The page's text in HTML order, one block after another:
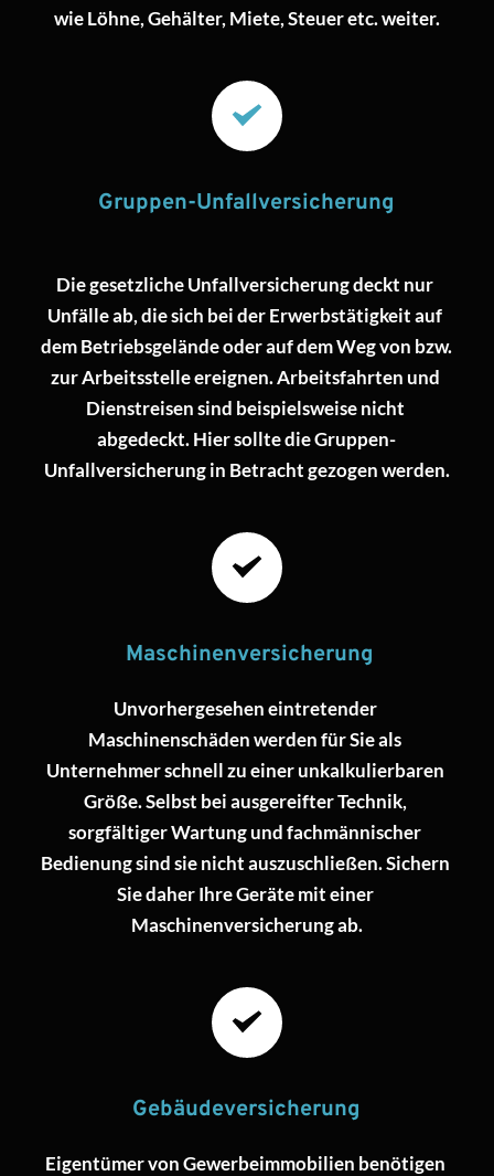
wie Löhne, Gehälter, Miete, Steuer etc. weiter.
Gruppen-Unfallversicherung
Die gesetzliche Unfallversicherung deckt nur
Unfälle ab, die sich bei der Erwerbstätigkeit auf
dem Betriebsgelände oder auf dem Weg von bzw.
zur Arbeitsstelle ereignen. Arbeitsfahrten und
Dienstreisen sind beispielsweise nicht
abgedeckt. Hier sollte die Gruppen-
Unfallversicherung in Betracht gezogen werden.
Maschinenversicherung
Unvorhergesehen eintretender
Maschinenschäden werden für Sie als
Unternehmer schnell zu einer unkalkulierbaren
Größe. Selbst bei ausgereifter Technik,
sorgfältiger Wartung und fachmännischer
Bedienung sind sie nicht auszuschließen. Sichern
Sie daher Ihre Geräte mit einer
Maschinenversicherung ab.
Gebäudeversicherung
Eigentümer von Gewerbeimmobilien benötigen